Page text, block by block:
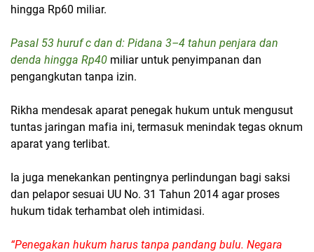
hingga Rp60 miliar.
‎Pasal 53 huruf c dan d: Pidana 3–4 tahun penjara dan
denda hingga Rp40 miliar untuk penyimpanan dan
pengangkutan tanpa izin.
‎Rikha mendesak aparat penegak hukum untuk mengusut
tuntas jaringan mafia ini, termasuk menindak tegas oknum
aparat yang terlibat.
Ia juga menekankan pentingnya perlindungan bagi saksi
dan pelapor sesuai UU No. 31 Tahun 2014 agar proses
hukum tidak terhambat oleh intimidasi.
‎“Penegakan hukum harus tanpa pandang bulu. Negara